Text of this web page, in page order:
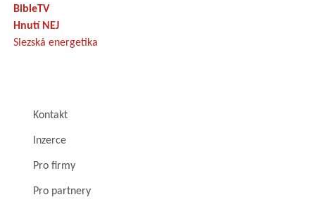
BibleTV
Hnutí NEJ
Slezská energetika
Kontakt
Inzerce
Pro firmy
Pro partnery